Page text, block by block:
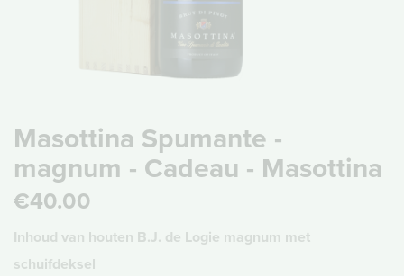
Masottina Spumante -
magnum - Cadeau - Masottina
€40.00
Inhoud van houten B.J. de Logie magnum met
schuifdeksel